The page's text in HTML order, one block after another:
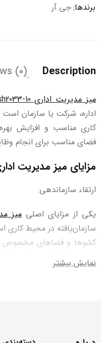
برندها:جی آر
Description
(0)
میز مدیریت اداری Mfsh2033-10
اداره، شرکت یا سازمان
کاری مناسب و افزایش
فضای مناسب برای انجام
مزایای میز مدیریت
ارتقاء سازماندهی:
یکی از مزایای اصلیمیز
سازمان‌یافته در محیط کاری
کشوها و فضاهای مخصوص
به مدیران کمک می‌کنند تا
راحتی دسترسی پیدا کنند.
نمایش بیشتر